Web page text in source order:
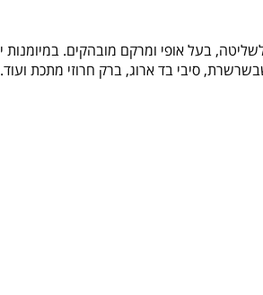
סיבי בד ארוג, ברק חרוזי מתכת ועוד.